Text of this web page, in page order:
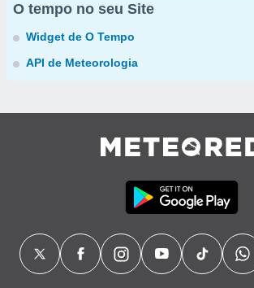
O tempo no seu Site
Widget de O Tempo
API de Meteorologia